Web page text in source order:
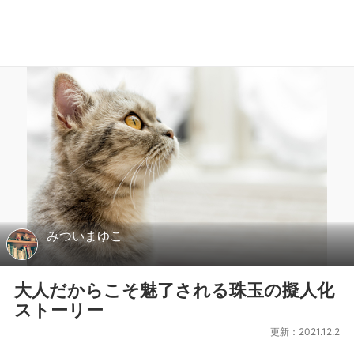
みついまゆこ
大人だからこそ魅了される珠玉の擬人化
ストーリー
更新：2021.12.2